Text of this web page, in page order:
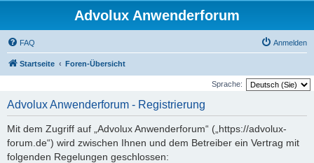
Advolux Anwenderforum
FAQ Anmelden
Startseite Foren-Übersicht
Sprache:
Advolux Anwenderforum - Registrierung
Mit dem Zugriff auf „Advolux Anwenderforum“ („https://advolux-
forum.de“) wird zwischen Ihnen und dem Betreiber ein Vertrag mit
folgenden Regelungen geschlossen: